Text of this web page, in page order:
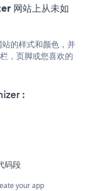
网站上从未如
的样式和颜色，并
，页脚或您喜欢的
:
码段
your app